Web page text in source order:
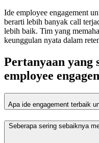
Ide employee engagement
berarti lebih banyak call
lebih baik. Tim yang
keunggulan nyata dalam
Pertanyaan yang
employee
Apa ide engagement terbaik
Seberapa sering sebaiknya